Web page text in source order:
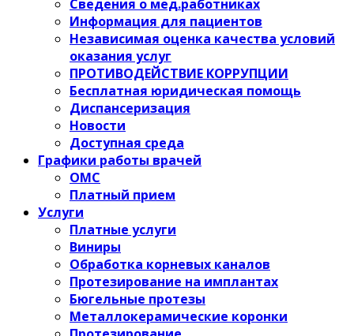
Сведения о мед.работниках
Информация для пациентов
Независимая оценка качества условий
оказания услуг
ПРОТИВОДЕЙСТВИЕ КОРРУПЦИИ
Бесплатная юридическая помощь
Диспансеризация
Новости
Доступная среда
Графики работы врачей
ОМС
Платный прием
Услуги
Платные услуги
Виниры
Обработка корневых каналов
Протезирование на имплантах
Бюгельные протезы
Металлокерамические коронки